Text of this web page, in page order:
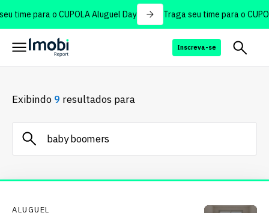
time para o CUPOLA Aluguel Day Traga seu time para o
Inscreva-se
Exibindo 9 resultados para
ALUGUEL